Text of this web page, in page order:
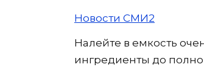
Новости СМИ2
Налейте в емкость
ингредиенты до